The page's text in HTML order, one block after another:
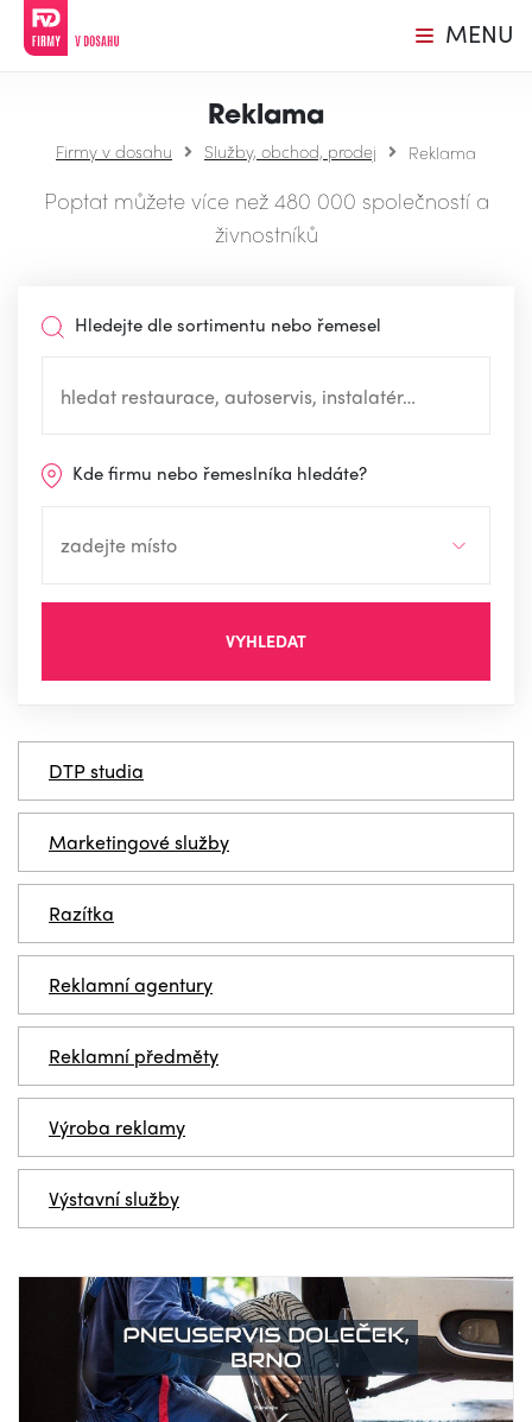
MENU
Reklama
Firmy v dosahu Služby, obchod, prodej Reklama
Poptat můžete více než 480 000 společností a
živnostníků
Hledejte dle sortimentu nebo řemesel
Kde firmu nebo řemeslníka hledáte?
VYHLEDAT
DTP studia
Marketingové služby
Razítka
Reklamní agentury
Reklamní předměty
Výroba reklamy
Výstavní služby